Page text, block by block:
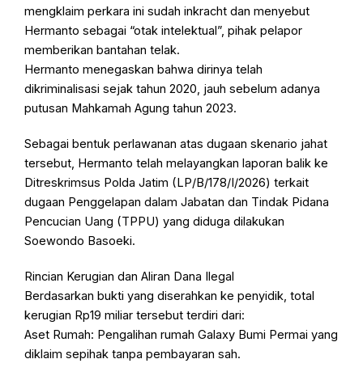
mengklaim perkara ini sudah inkracht dan menyebut
Hermanto sebagai “otak intelektual”, pihak pelapor
memberikan bantahan telak.
Hermanto menegaskan bahwa dirinya telah
dikriminalisasi sejak tahun 2020, jauh sebelum adanya
putusan Mahkamah Agung tahun 2023.
Sebagai bentuk perlawanan atas dugaan skenario jahat
tersebut, Hermanto telah melayangkan laporan balik ke
Ditreskrimsus Polda Jatim (LP/B/178/I/2026) terkait
dugaan Penggelapan dalam Jabatan dan Tindak Pidana
Pencucian Uang (TPPU) yang diduga dilakukan
Soewondo Basoeki.
Rincian Kerugian dan Aliran Dana Ilegal
Berdasarkan bukti yang diserahkan ke penyidik, total
kerugian Rp19 miliar tersebut terdiri dari:
Aset Rumah: Pengalihan rumah Galaxy Bumi Permai yang
diklaim sepihak tanpa pembayaran sah.